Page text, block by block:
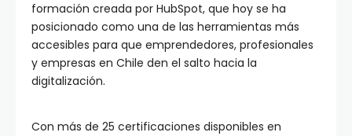
formación creada por HubSpot, que hoy se ha
posicionado como una de las herramientas más
accesibles para que emprendedores, profesionales
y empresas en Chile den el salto hacia la
digitalización.
Con más de 25 certificaciones disponibles en